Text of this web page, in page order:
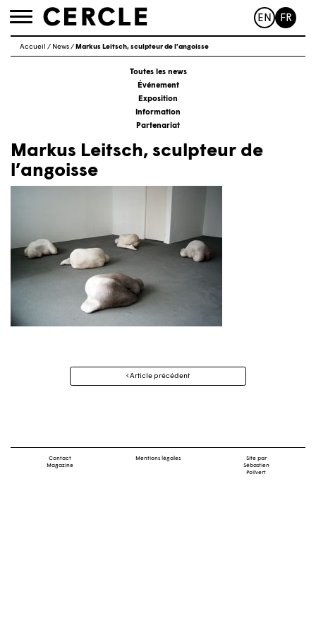
Toggle
EN FR
Accueil / News/ Markus Leitsch, sculpteur de l’angoisse
Toutes les news
Événement
Exposition
Information
Partenariat
Markus Leitsch, sculpteur de
l’angoisse
Navigation
Article précédent
Contact
Magazine
Mentions légales
Site par
Sébastien
Poilvert